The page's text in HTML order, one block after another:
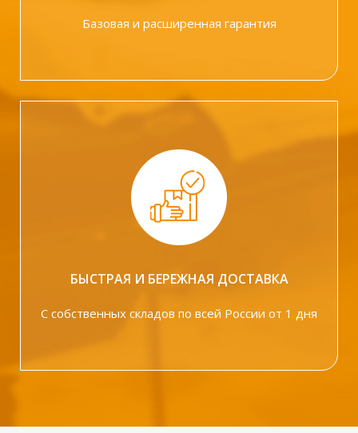
Базовая и расширенная гарантия
БЫСТРАЯ И БЕРЕЖНАЯ ДОСТАВКА
С собственных складов по всей России от 1 дня